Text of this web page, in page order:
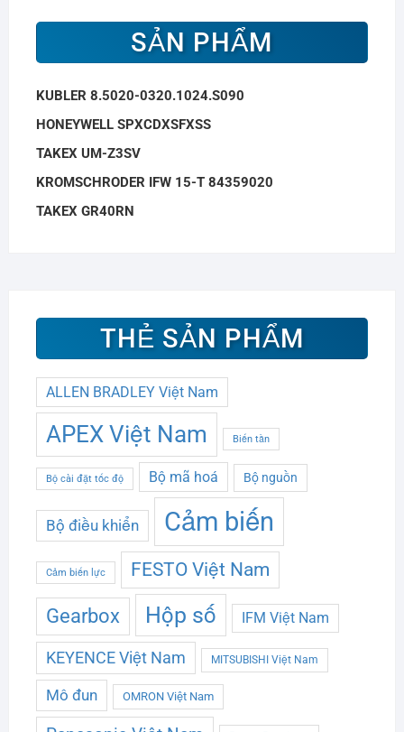
SẢN PHẨM
KUBLER 8.5020-0320.1024.S090
HONEYWELL SPXCDXSFXSS
TAKEX UM-Z3SV
KROMSCHRODER IFW 15-T 84359020
TAKEX GR40RN
THẺ SẢN PHẨM
ALLEN BRADLEY Việt Nam
APEX Việt Nam Biến tần
Bộ cài đặt tốc độ Bộ mã hoá Bộ nguồn
Bộ điều khiển Cảm biến
Cảm biến lực FESTO Việt Nam
Gearbox Hộp số IFM Việt Nam
KEYENCE Việt Nam MITSUBISHI Việt Nam
Mô đun OMRON Việt Nam